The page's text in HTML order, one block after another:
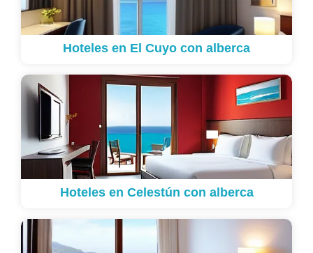
Hoteles en El Cuyo con alberca
Hoteles en Celestún con alberca